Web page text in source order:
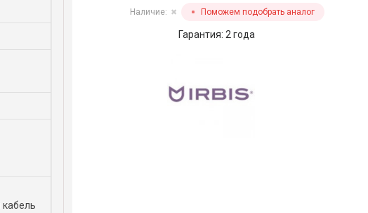
кабель
Наличие: ✖ Поможем подобрать аналог
Гарантия: 2 года